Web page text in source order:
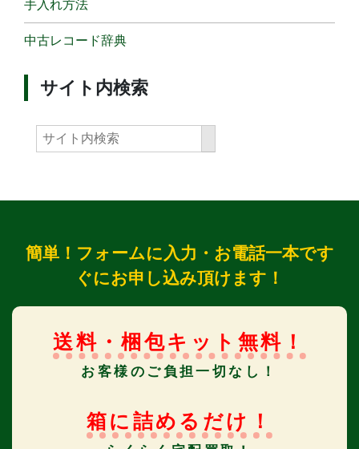
手入れ方法
中古レコード辞典
サイト内検索
簡単！フォームに入力・お電話一本です
ぐにお申し込み頂けます！
送料・梱包キット無料！
お客様のご負担一切なし！
箱に詰めるだけ！